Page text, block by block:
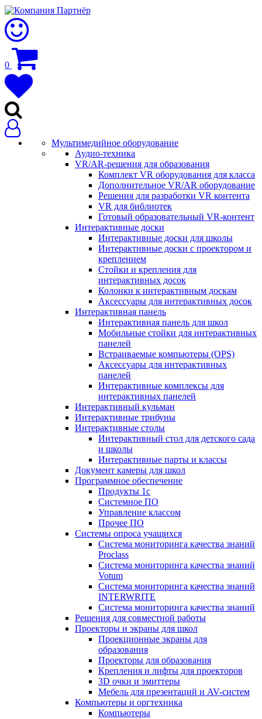
0
Мультимедийное оборудование
Аудио-техника
VR/AR-решения для образования
Комплект VR оборудования для класса
Дополнительное VR/AR оборудование
Решения для разработки VR контента
VR для библиотек
Готовый образовательный VR-контент
Интерактивные доски
Интерактивные доски для школы
Интерактивные доски с проектором и
креплением
Стойки и крепления для
интерактивных досок
Колонки к интерактивным доскам
Аксессуары для интерактивных досок
Интерактивная панель
Интерактивная панель для школ
Мобильные стойки для интерактивных
панелей
Встраиваемые компьютеры (OPS)
Аксессуары для интерактивных
панелей
Интерактивные комплексы для
интерактивных панелей
Интерактивный кульман
Интерактивные трибуны
Интерактивные столы
Интерактивный стол для детского сада
и школы
Интерактивные парты и классы
Документ камеры для школ
Программное обеспечение
Продукты 1с
Системное ПО
Управление классом
Прочее ПО
Системы опроса учащихся
Система мониторинга качества знаний
Proclass
Система мониторинга качества знаний
Votum
Система мониторинга качества знаний
INTERWRITE
Система мониторинга качества знаний
Решения для совместной работы
Проекторы и экраны для школ
Проекционные экраны для
образования
Проекторы для образования
Крепления и лифты для проекторов
3D очки и эмиттеры
Мебель для презентаций и AV-систем
Компьютеры и оргтехника
Компьютеры